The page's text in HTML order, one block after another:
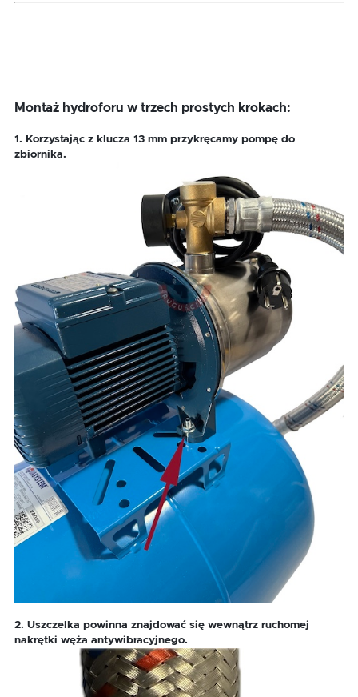
Montaż hydroforu w trzech prostych krokach:
1. Korzystając z klucza 13 mm przykręcamy pompę do
zbiornika.
2. Uszczelka powinna znajdować się wewnątrz ruchomej
nakrętki węża antywibracyjnego.